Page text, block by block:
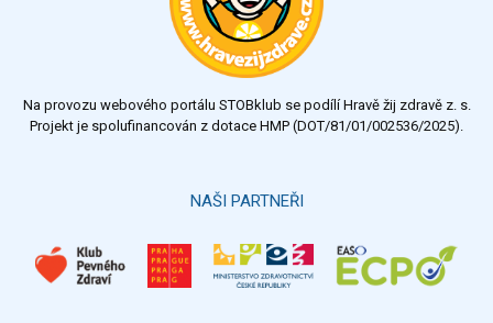
Na provozu webového portálu STOBklub se podílí Hravě žij zdravě z. s.
Projekt je spolufinancován z dotace HMP (DOT/81/01/002536/2025).
NAŠI PARTNEŘI